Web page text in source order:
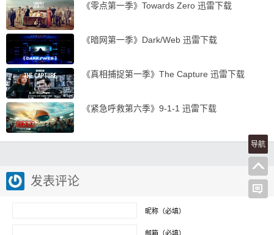
《零点第一季》Towards Zero 迅雷下载
《暗网第一季》Dark/Web 迅雷下载
《真相捕捉第一季》The Capture 迅雷下载
《紧急呼救第六季》9-1-1 迅雷下载
发表评论
昵称（必填）
邮箱（必填）
导航